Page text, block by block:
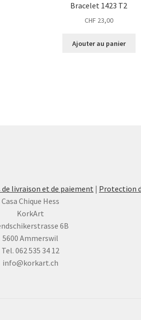
Bracelet 1423 T2
CHF 23,00
Ajouter au panier
livraison et de paiement | Protection
Casa Chique Hess
KorkArt
6B
5600 Ammerswil
Tel. 062 535 34 12
info@korkart.ch